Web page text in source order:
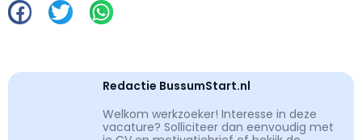
Redactie BussumStart.nl
Welkom werkzoeker! Interesse in deze
vacature? Solliciteer dan eenvoudig met